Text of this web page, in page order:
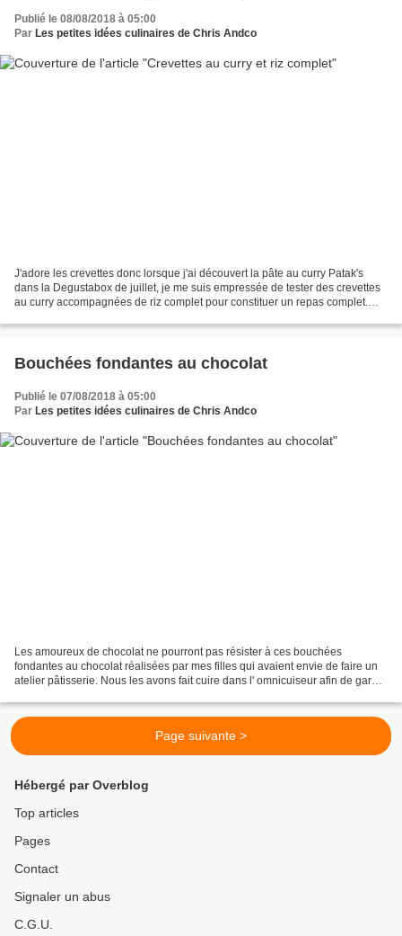
Publié le 08/08/2018 à 05:00
Par Les petites idées culinaires de Chris Andco
J'adore les crevettes donc lorsque j'ai découvert la pâte au curry Patak's
dans la Degustabox de juillet, je me suis empressée de tester des crevettes
au curry accompagnées de riz complet pour constituer un repas complet.
Bouchées fondantes au chocolat
Publié le 07/08/2018 à 05:00
Par Les petites idées culinaires de Chris Andco
Les amoureux de chocolat ne pourront pas résister à ces bouchées
fondantes au chocolat réalisées par mes filles qui avaient envie de faire un
atelier pâtisserie. Nous les avons fait cuire dans l' omnicuiseur afin de garder
Page suivante >
Hébergé par Overblog
Top articles
Pages
Contact
Signaler un abus
C.G.U.